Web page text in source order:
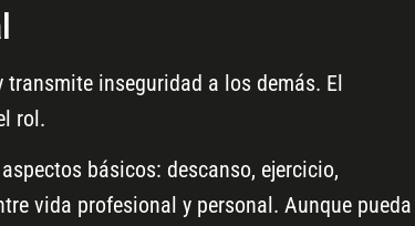
inseguridad a los demás. El
rol.
básicos: descanso, ejercicio,
vida profesional y personal. Aunque pueda